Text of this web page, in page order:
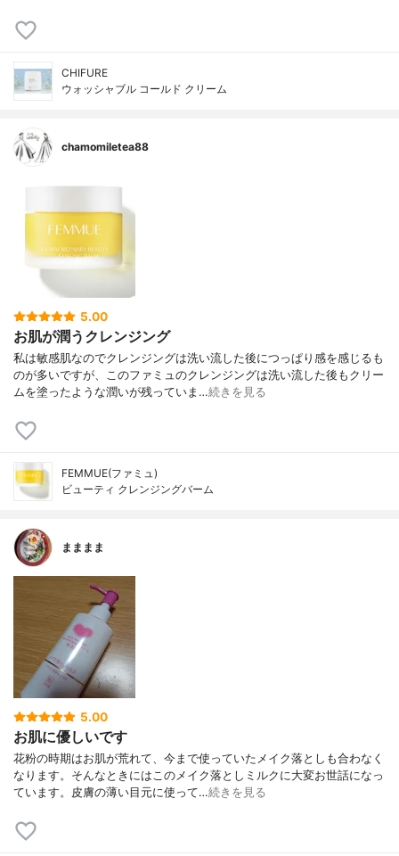
CHIFURE
ウォッシャブル コールド クリーム
chamomiletea88
5.00
お肌が潤うクレンジング
私は敏感肌なのでクレンジングは洗い流した後につっぱり感を感じるも
のが多いですが、このファミュのクレンジングは洗い流した後もクリー
ムを塗ったような潤いが残っていま…続きを見る
FEMMUE(ファミュ)
ビューティ クレンジングバーム
まままま
5.00
お肌に優しいです
花粉の時期はお肌が荒れて、今まで使っていたメイク落としも合わなく
なります。そんなときにはこのメイク落としミルクに大変お世話になっ
ています。皮膚の薄い目元に使って…続きを見る